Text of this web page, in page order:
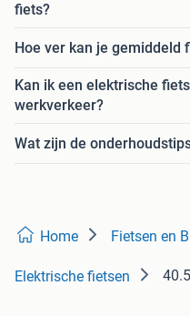
fiets?
Hoe ver kan je gemiddeld
Kan ik een elektrische
werkverkeer?
Wat zijn de
Home Fietsen en
Elektrische fietsen